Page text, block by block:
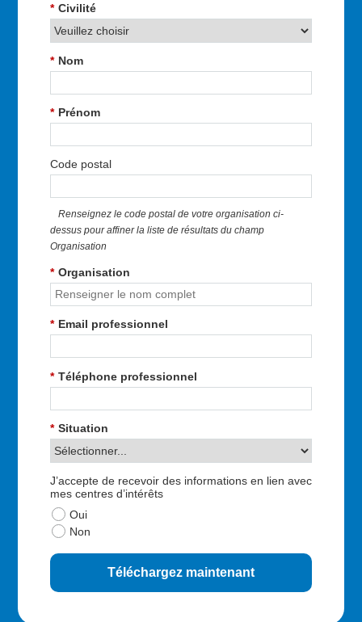
* Civilité
* Nom
* Prénom
Code postal
Renseignez le code postal de votre organisation ci-
dessus pour affiner la liste de résultats du champ
Organisation
* Organisation
* Email professionnel
* Téléphone professionnel
* Situation
J’accepte de recevoir des informations en lien avec
mes centres d’intérêts
Oui
Non
Téléchargez maintenant